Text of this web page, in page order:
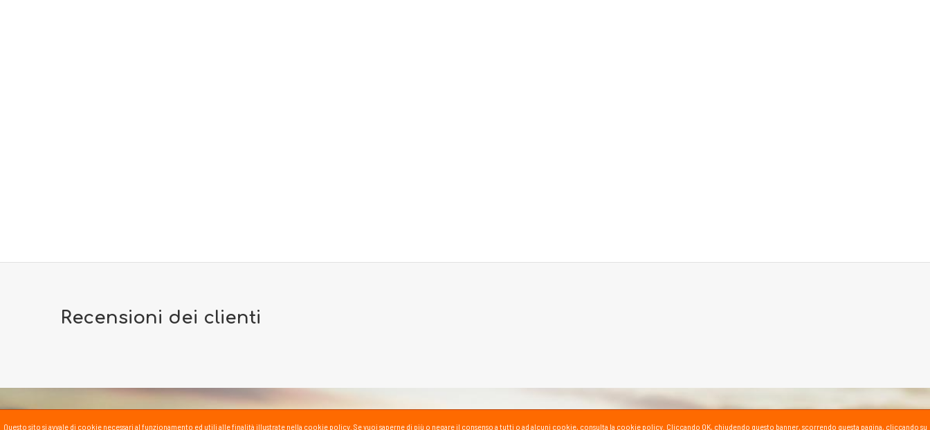
Recensioni dei clienti
Questo sito si avvale di cookie necessari al funzionamento ed utili alle finalità illustrate nella cookie policy. Se vuoi saperne di più o negare il consenso a tutti o ad alcuni cookie, consulta la cookie policy. Cliccando OK, chiudendo questo banner, scorrendo questa pagina, cliccando su